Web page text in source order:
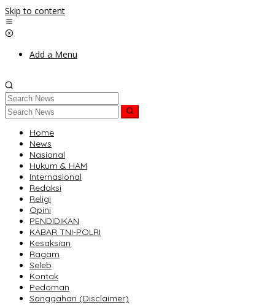
Skip to content
Add a Menu
Home
News
Nasional
Hukum & HAM
Internasional
Redaksi
Religi
Opini
PENDIDIKAN
KABAR TNI-POLRI
Kesaksian
Ragam
Seleb
Kontak
Pedoman
Sanggahan (Disclaimer)